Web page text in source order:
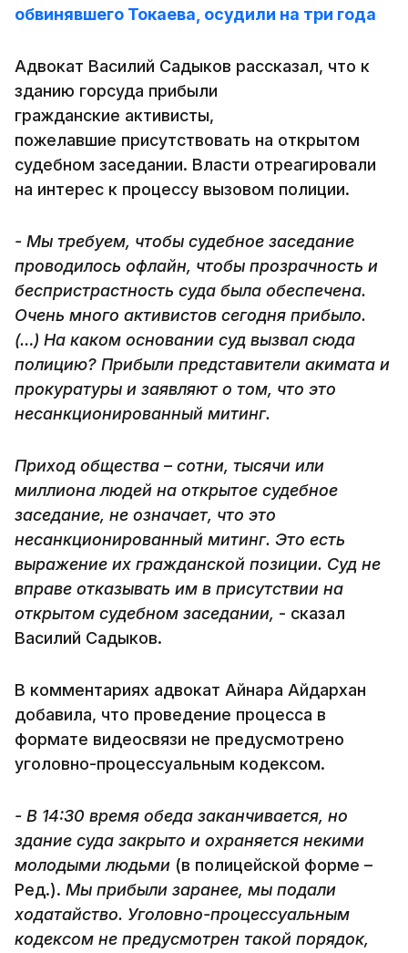
обвинявшего Токаева, осудили на три года
Адвокат Василий Садыков рассказал, что к
зданию горсуда прибыли
гражданские активисты,
пожелавшие присутствовать на открытом
судебном заседании. Власти отреагировали
на интерес к процессу вызовом полиции.
- Мы требуем, чтобы судебное заседание
проводилось офлайн, чтобы прозрачность и
беспристрастность суда была обеспечена.
Очень много активистов сегодня прибыло.
(…) На каком основании суд вызвал сюда
полицию? Прибыли представители акимата и
прокуратуры и заявляют о том, что это
несанкционированный митинг.
Приход общества – сотни, тысячи или
миллиона людей на открытое судебное
заседание, не означает, что это
несанкционированный митинг. Это есть
выражение их гражданской позиции. Суд не
вправе отказывать им в присутствии на
открытом судебном заседании, - сказал
Василий Садыков.
В комментариях адвокат Айнара Айдархан
добавила, что проведение процесса в
формате видеосвязи не предусмотрено
уголовно-процессуальным кодексом.
- В 14:30 время обеда заканчивается, но
здание суда закрыто и охраняется некими
молодыми людьми (в полицейской форме –
Ред.). Мы прибыли заранее, мы подали
ходатайство. Уголовно-процессуальным
кодексом не предусмотрен такой порядок,